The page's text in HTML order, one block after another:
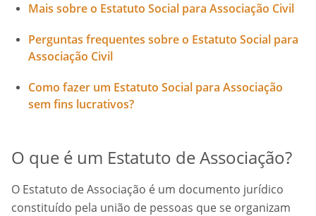
Mais sobre o Estatuto Social para Associação Civil
Perguntas frequentes sobre o Estatuto Social para
Associação Civil
Como fazer um Estatuto Social para Associação
sem fins lucrativos?
O que é um Estatuto de Associação?
O Estatuto de Associação é um documento jurídico
constituído pela união de pessoas que se organizam